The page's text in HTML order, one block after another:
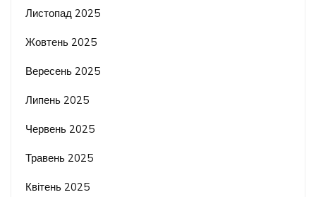
Листопад 2025
Жовтень 2025
Вересень 2025
Липень 2025
Червень 2025
Травень 2025
Квітень 2025